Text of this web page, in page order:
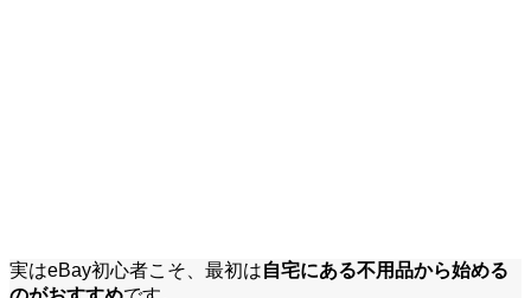
実はeBay初心者こそ、最初は自宅にある不用品から始める